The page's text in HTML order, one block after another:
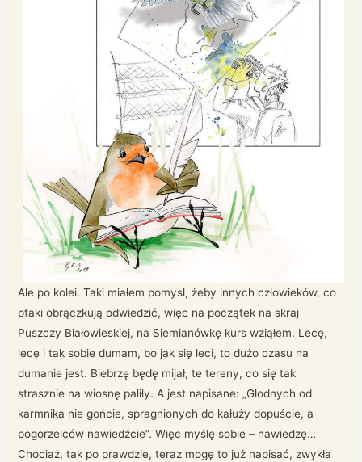
Ale po kolei. Taki miałem pomysł, żeby innych człowieków, co
ptaki obrączkują odwiedzić, więc na początek na skraj
Puszczy Białowieskiej, na Siemianówkę kurs wziąłem. Lecę,
lecę i tak sobie dumam, bo jak się leci, to dużo czasu na
dumanie jest. Biebrzę będę mijał, te tereny, co się tak
strasznie na wiosnę paliły. A jest napisane: „Głodnych od
karmnika nie gońcie, spragnionych do kałuży dopuście, a
pogorzelców nawiedźcie”. Więc myślę sobie – nawiedzę…
Chociaż, tak po prawdzie, teraz mogę to już napisać, zwykła